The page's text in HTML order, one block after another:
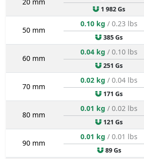
1 982 Gs
50 mm
0.10 kg / 0.23 lbs
385 Gs
60 mm
0.04 kg / 0.10 lbs
251 Gs
70 mm
0.02 kg / 0.04 lbs
171 Gs
80 mm
0.01 kg / 0.02 lbs
121 Gs
90 mm
0.01 kg / 0.01 lbs
89 Gs